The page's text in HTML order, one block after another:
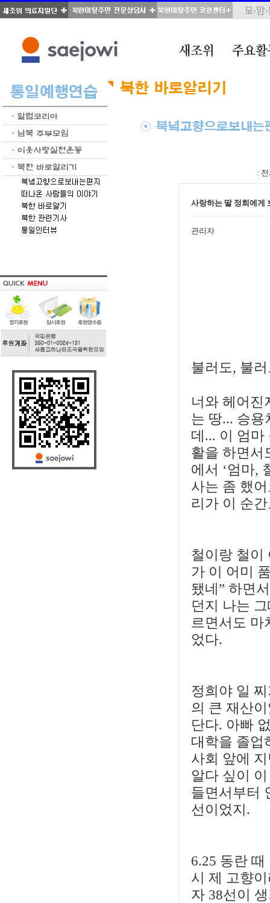
:
사랑하는 딸 정희에게
관리자
불러도, 불
너와 헤어진
는 땅... 승용
데... 이 엄마
활을 하면서
에서 ‘엄마,
사는 좀 했
리가 이 순
철이랑 철이
가 이 어미
됐네” 하면
던지 나는
르면서도 마
었다.
정희야 일
의 큰 재산
단다. 아빠
대학을 졸업
사회 앞에
알다 싶이
들면서부터
선이었지.
6.25 동란
시 제 고향
자 38선이